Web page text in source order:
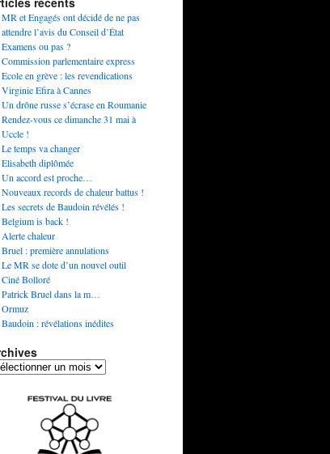
MR et Engagés ont décidé de ne pas
attendre l’avis du Conseil d’État
Examens ou pas ?
Commission parlementaire express
Ecole en grève : les revendications
Virginie Efira à Cannes
Un drône russe s’écrase en Roumanie
Rendez-vous ce dimanche 31 mai à
Uccle !
Le temps va changer
Elisabeth diplômée
Un accord est proche…
Nouveaux records de chaleur battus !
Les secrets de Baudoin révélés !
Belgium is back !
Alerte chaleur
Bruel : première annulations
Le MR se dote d’un nouvel outil
Ciné Bolloré
Patrick Bruel dans la m…
Ormuz
Baudoin : révélations inédites